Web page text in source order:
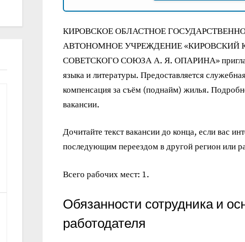
КИРОВСКОЕ ОБЛАСТНОЕ
АВТОНОМНОЕ УЧРЕЖДЕНИЕ «КИРОВСКИЙ
СОВЕТСКОГО СОЮЗА А. Я. ОПАРИНА»
языка и литературы. Предоставляется
компенсация за съём (поднайм) жилья.
вакансии.
Дочитайте текст вакансии до конца, если вас
последующим переездом в другой регион или
Всего рабочих мест: 1.
Обязанности сотрудника и
работодателя